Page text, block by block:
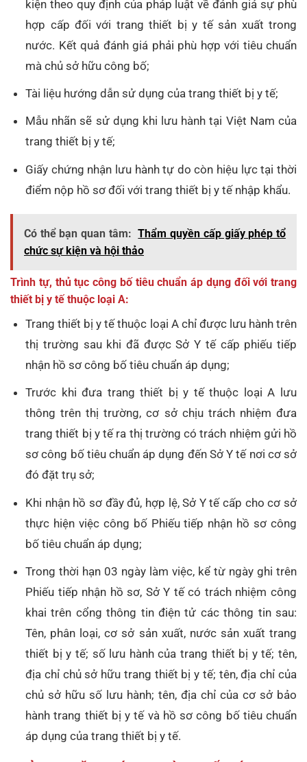
kiện theo quy định của pháp luật về đánh giá sự phù
hợp cấp đối với trang thiết bị y tế sản xuất trong
nước. Kết quả đánh giá phải phù hợp với tiêu chuẩn
mà chủ sở hữu công bố;
Tài liệu hướng dẫn sử dụng của trang thiết bị y tế;
Mẫu nhãn sẽ sử dụng khi lưu hành tại Việt Nam của
trang thiết bị y tế;
Giấy chứng nhận lưu hành tự do còn hiệu lực tại thời
điểm nộp hồ sơ đối với trang thiết bị y tế nhập khẩu.
Có thể bạn quan tâm: Thẩm quyền cấp giấy phép tổ
chức sự kiện và hội thảo
Trình tự, thủ tục công bố tiêu chuẩn áp dụng đối với trang
thiết bị y tế thuộc loại A:
Trang thiết bị y tế thuộc loại A chỉ được lưu hành trên
thị trường sau khi đã được Sở Y tế cấp phiếu tiếp
nhận hồ sơ công bố tiêu chuẩn áp dụng;
Trước khi đưa trang thiết bị y tế thuộc loại A lưu
thông trên thị trường, cơ sở chịu trách nhiệm đưa
trang thiết bị y tế ra thị trường có trách nhiệm gửi hồ
sơ công bố tiêu chuẩn áp dụng đến Sở Y tế nơi cơ sở
đó đặt trụ sở;
Khi nhận hồ sơ đầy đủ, hợp lệ, Sở Y tế cấp cho cơ sở
thực hiện việc công bố Phiếu tiếp nhận hồ sơ công
bố tiêu chuẩn áp dụng;
Trong thời hạn 03 ngày làm việc, kể từ ngày ghi trên
Phiếu tiếp nhận hồ sơ, Sở Y tế có trách nhiệm công
khai trên cổng thông tin điện tử các thông tin sau:
Tên, phân loại, cơ sở sản xuất, nước sản xuất trang
thiết bị y tế; số lưu hành của trang thiết bị y tế; tên,
địa chỉ chủ sở hữu trang thiết bị y tế; tên, địa chỉ của
chủ sở hữu số lưu hành; tên, địa chỉ của cơ sở bảo
hành trang thiết bị y tế và hồ sơ công bố tiêu chuẩn
áp dụng của trang thiết bị y tế.